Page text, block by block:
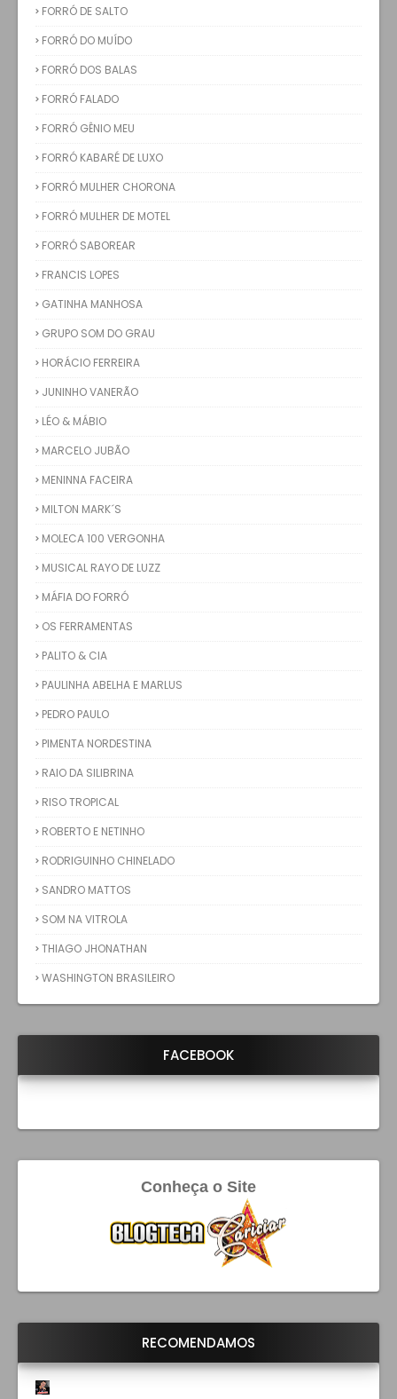
FORRÓ DE SALTO
FORRÓ DO MUÍDO
FORRÓ DOS BALAS
FORRÓ FALADO
FORRÓ GÊNIO MEU
FORRÓ KABARÉ DE LUXO
FORRÓ MULHER CHORONA
FORRÓ MULHER DE MOTEL
FORRÓ SABOREAR
FRANCIS LOPES
GATINHA MANHOSA
GRUPO SOM DO GRAU
HORÁCIO FERREIRA
JUNINHO VANERÃO
LÉO & MÁBIO
MARCELO JUBÃO
MENINNA FACEIRA
MILTON MARK´S
MOLECA 100 VERGONHA
MUSICAL RAYO DE LUZZ
MÁFIA DO FORRÓ
OS FERRAMENTAS
PALITO & CIA
PAULINHA ABELHA E MARLUS
PEDRO PAULO
PIMENTA NORDESTINA
RAIO DA SILIBRINA
RISO TROPICAL
ROBERTO E NETINHO
RODRIGUINHO CHINELADO
SANDRO MATTOS
SOM NA VITROLA
THIAGO JHONATHAN
WASHINGTON BRASILEIRO
FACEBOOK
Conheça o Site
RECOMENDAMOS